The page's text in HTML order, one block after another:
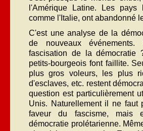
l'Amérique Latine. Les pays
comme l'Italie, ont abandonné
C'est une analyse de la
de nouveaux événements.
fascisation de la démocratie
petits-bourgeois font faillite.
plus gros voleurs, les plus
d'esclaves, etc. restent
question est particulièrement
Unis. Naturellement il ne faut
faveur du fascisme, mais
démocratie prolétarienne.